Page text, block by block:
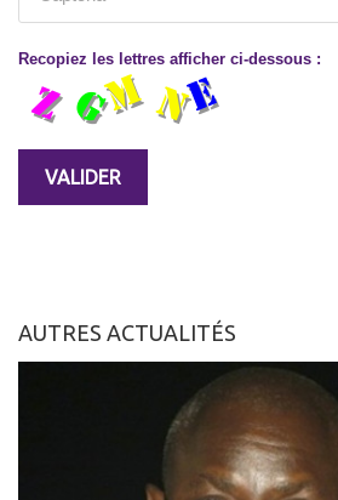
Recopiez les lettres afficher ci-dessous :
AUTRES ACTUALITÉS